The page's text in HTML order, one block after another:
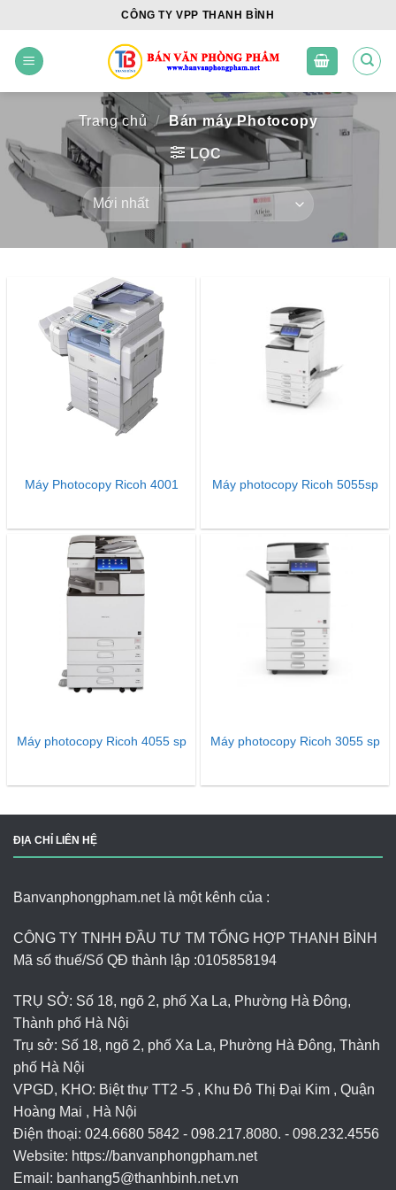
content
CÔNG TY VPP THANH BÌNH
Trang chủ / Bán máy Photocopy
LỌC
Máy Photocopy Ricoh 4001 Máy photocopy Ricoh 5055sp
Máy photocopy Ricoh 4055 sp Máy photocopy Ricoh 3055 sp
ĐỊA CHỈ LIÊN HỆ
Banvanphongpham.net là một kênh của :
CÔNG TY TNHH ĐẦU TƯ TM TỔNG HỢP THANH BÌNH
Mã số thuế/Số QĐ thành lập :0105858194
TRỤ SỞ: Số 18, ngõ 2, phố Xa La, Phường Hà Đông,
Thành phố Hà Nội
Trụ sở: Số 18, ngõ 2, phố Xa La, Phường Hà Đông, Thành
phố Hà Nội
VPGD, KHO: Biệt thự TT2 -5 , Khu Đô Thị Đại Kim , Quận
Hoàng Mai , Hà Nội
Điện thoại: 024.6680 5842 - 098.217.8080. - 098.232.4556
Website: https://banvanphongpham.net
Email: banhang5@thanhbinh.net.vn